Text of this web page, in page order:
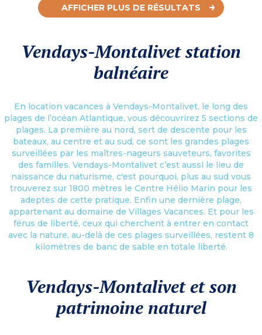
AFFICHER PLUS DE RÉSULTATS
Vendays-Montalivet station
balnéaire
En location vacances à Vendays-Montalivet, le long des
plages de l’océan Atlantique, vous découvrirez 5 sections de
plages. La première au nord, sert de descente pour les
bateaux, au centre et au sud, ce sont les grandes plages
surveillées par les maîtres-nageurs sauveteurs, favorites
des familles. Vendays-Montalivet c’est aussi le lieu de
naissance du naturisme, c'est pourquoi, plus au sud vous
trouverez sur 1800 mètres le Centre Hélio Marin pour les
adeptes de cette pratique. Enfin une dernière plage,
appartenant au domaine de Villages Vacances. Et pour les
férus de liberté, ceux qui cherchent à entrer en contact
avec la nature, au-delà de ces plages surveillées, restent 8
kilomètres de banc de sable en totale liberté.
Vendays-Montalivet et son
patrimoine naturel